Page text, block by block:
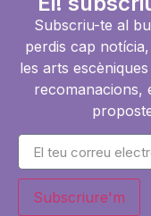
Subscriu-te al
perdis cap
les arts
recomanacions,
Subscriure'm